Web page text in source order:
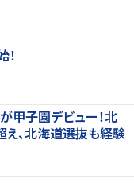
甲子園デビュー！北
、北海道選抜も経験